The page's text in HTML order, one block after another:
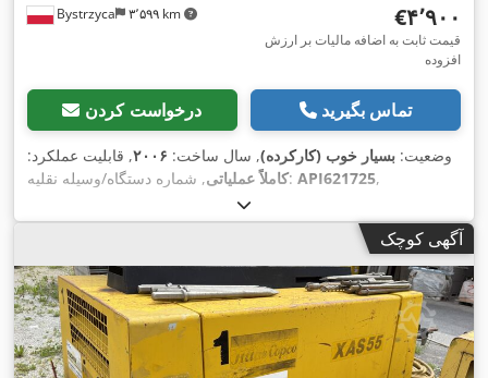
Bystrzyca ۳٬۵۹۹ km ‎€۴٬۹۰۰
قیمت ثابت به اضافه مالیات بر ارزش
افزوده
درخواست کردن تماس بگیرید
وضعیت: بسیار خوب (کارکرده), سال ساخت: ۲۰۰۶, قابلیت عملکرد:
کاملاً عملیاتی, شماره دستگاه/وسیله نقلیه: API621725,
آگهی کوچک